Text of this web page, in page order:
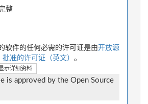
整
软件的任何必需的许可证是由开放源
准的许可证（英文） 。
示详细资料
is approved by the Open Source